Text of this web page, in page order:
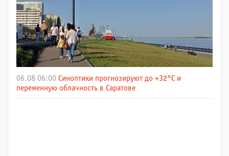
06.08 06:00 Синоптики прогнозируют до +32°C и
переменную облачность в Саратове